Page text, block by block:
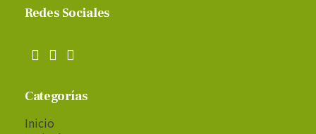
Redes Sociales
Categorías
Inicio